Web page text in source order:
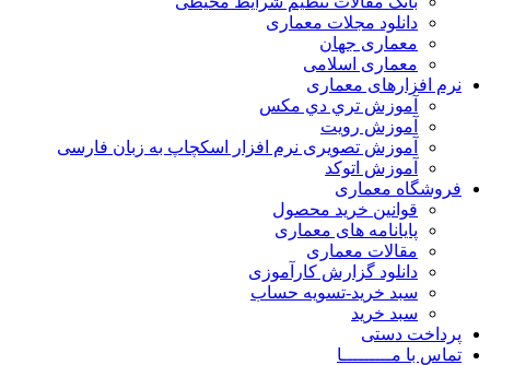
دانلود مجلات معماری
معماری جهان
معماری اسلامی
نرم افزارهای معماری
آﻣﻮزش ﺗﺮي دي ﻣﮑﺲ
آموزش رویت
آموزش تصویری نرم افزار اسکچاپ به زبان فارسی
آموزش اتوکد
فروشگاه معماری
قوانین خرید محصول
پایانامه های معماری
مقالات معماری
دانلود گزارش کارآموزی
سبد خرید-تسویه حساب
سبد خرید
پرداخت دستی
تماس با مـــــــــا